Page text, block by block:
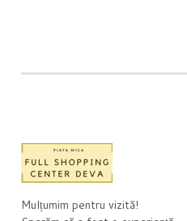
Mulțumim pentru vizită!